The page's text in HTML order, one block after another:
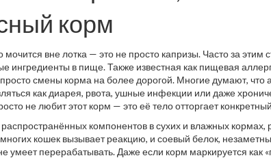
корм
вне лотка — это не просто капризы. Часто за этим
ингредиенты в пище. Также известная как пищевая
смены корма на более дорогой. Многие думают, что
как диарея, рвота, ушные инфекции или даже
не любит этот корм — это её тело отторгает
компонентов в сухих и влажных кормах,
кошек вызывает реакцию, и соевый белок,
умеет перерабатывать. Даже если корм маркируется как